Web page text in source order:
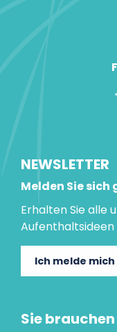
NEWSLETTER
Melden Sie
Erhalten Sie alle
Aufenthaltsideen
Ich melde mich
Sie brauchen